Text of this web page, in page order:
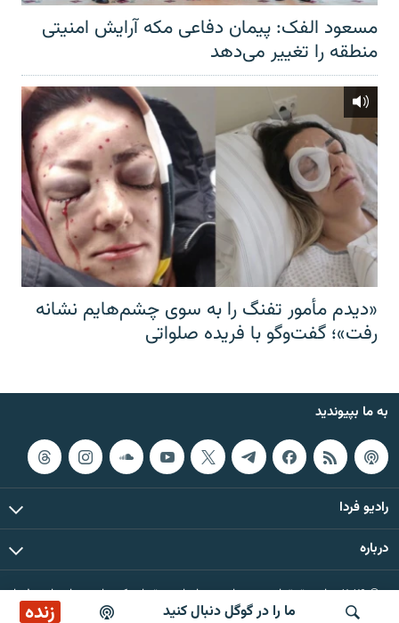
ما را در گوگل دنبال کنید زنده
مسعود الفک: پیمان دفاعی مکه آرایش امنیتی
منطقه را تغییر می‌دهد
«دیدم مأمور تفنگ را به سوی چشم‌هایم نشانه
رفت»؛ گفت‌و‌گو با فریده صلواتی
به ما بپیوندید
رادیو فردا
درباره
© ۲۰۲۶ تمام حقوق این وب‌سایت، بر اساس مقررات کپی‌رایت، برای رادیو فردا
محفوظ است.